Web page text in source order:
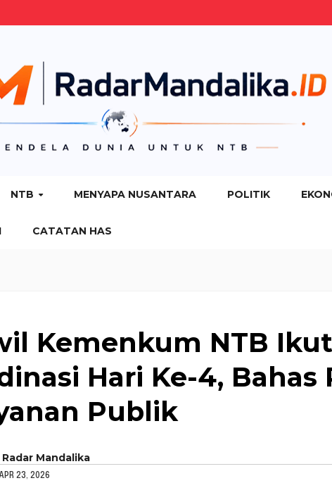
NTB MENYAPA NUSANTARA POLITIK
CATATAN HAS
Kemenkum NTB
Hari Ke-4, Bahas
Publik
Radar Mandalika
23, 2026